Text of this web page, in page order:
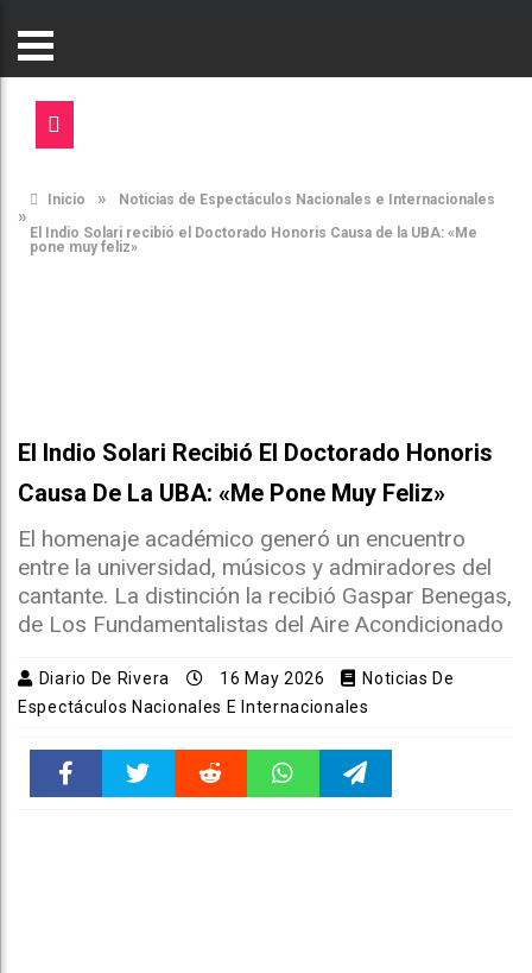
Inicio » Noticias de Espectáculos Nacionales e Internacionales
»
El Indio Solari recibió el Doctorado Honoris Causa de la UBA: «Me
pone muy feliz»
El Indio Solari Recibió El Doctorado Honoris
Causa De La UBA: «Me Pone Muy Feliz»
El homenaje académico generó un encuentro
entre la universidad, músicos y admiradores del
cantante. La distinción la recibió Gaspar Benegas,
de Los Fundamentalistas del Aire Acondicionado
Diario De Rivera 16 May 2026
Noticias De
Espectáculos Nacionales E Internacionales